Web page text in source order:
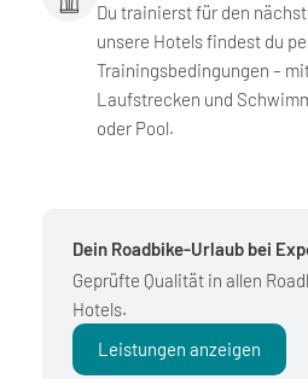
Du trainierst für den
unsere Hotels findest du
Trainingsbedingungen –
Laufstrecken und
oder Pool.
Dein Roadbike-Urlaub bei
Geprüfte Qualität in allen
Hotels.
Leistungen anzeigen